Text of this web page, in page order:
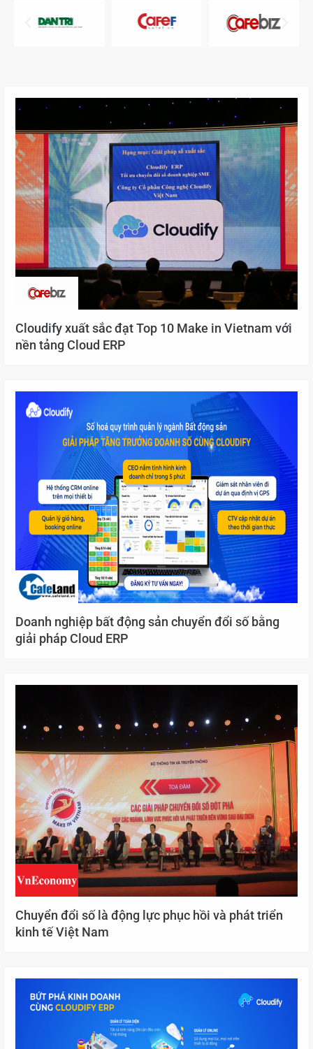
Cloudify xuất sắc đạt Top 10 Make in Vietnam với
nền tảng Cloud ERP
Doanh nghiệp bất động sản chuyển đổi số bằng
giải pháp Cloud ERP
Chuyển đổi số là động lực phục hồi và phát triển
kinh tế Việt Nam